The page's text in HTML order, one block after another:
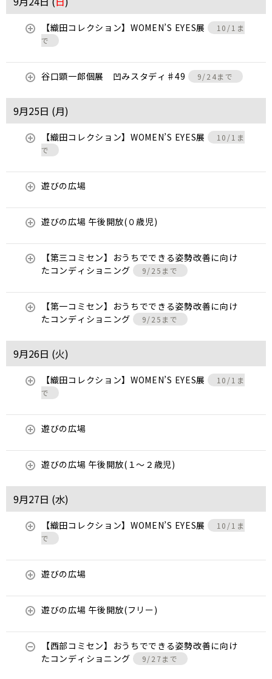
【織田コレクション】WOMEN’S EYES展
10/1ま
で
谷口顕一郎個展 凹みスタディ♯49 9/24まで
9月25日 (月)
【織田コレクション】WOMEN’S EYES展
10/1ま
で
遊びの広場
遊びの広場 午後開放(０歳児)
【第三コミセン】おうちでできる姿勢改善に向け
たコンディショニング
9/25まで
【第一コミセン】おうちでできる姿勢改善に向け
たコンディショニング
9/25まで
9月26日 (火)
【織田コレクション】WOMEN’S EYES展
10/1ま
で
遊びの広場
遊びの広場 午後開放(１～２歳児)
9月27日 (水)
【織田コレクション】WOMEN’S EYES展
10/1ま
で
遊びの広場
遊びの広場 午後開放(フリー)
【西部コミセン】おうちでできる姿勢改善に向け
たコンディショニング
9/27まで